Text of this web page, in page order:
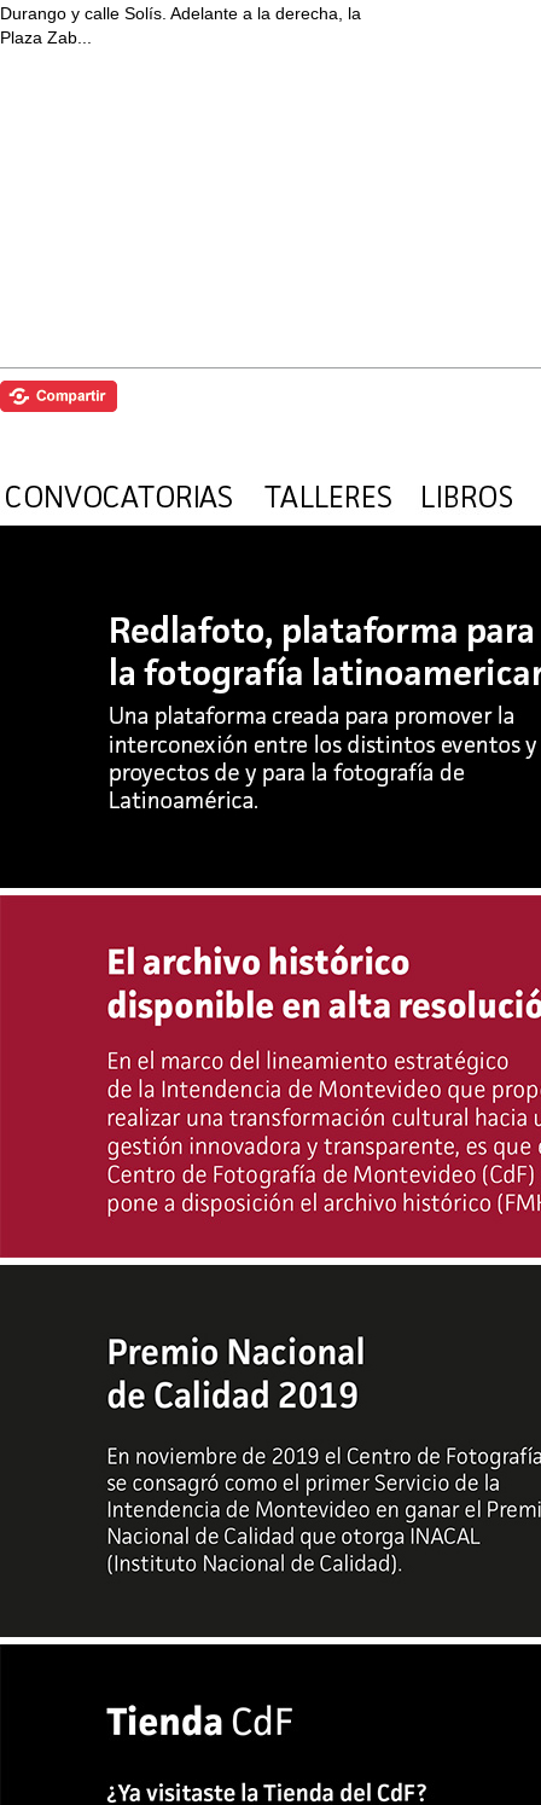
Durango y calle Solís. Adelante a la derecha, la
Plaza Zab...